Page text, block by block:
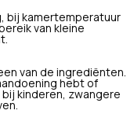
bij kamertemperatuur
van kleine
van de ingrediënten.
hebt of
kinderen, zwangere